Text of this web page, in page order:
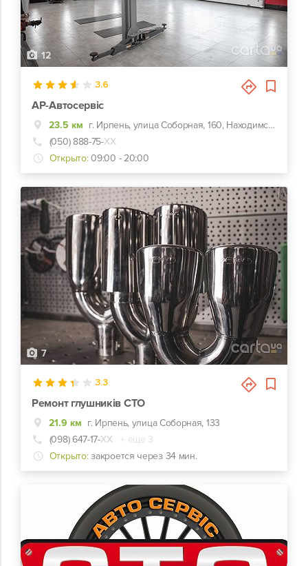
12
3.6
АР-Автосервіс
23.5 км
г. Ирпень, улица Соборная, 160, Находимся в г.Буча,ул.Шевченка 25
(050) 888-75-ХХ
Открыто: 09:00 - 20:00
7
3.3
Ремонт глушників СТО
21.9 км г. Ирпень, улица Соборная, 133
(098) 647-17-ХХ
+ еще 3
Открыто: закроется через 34 мин.